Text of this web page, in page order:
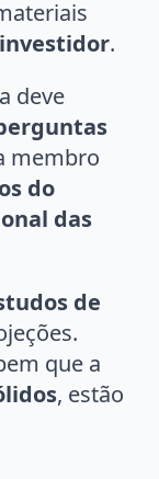
.
deve
membro
do
das
de
que a
, estão